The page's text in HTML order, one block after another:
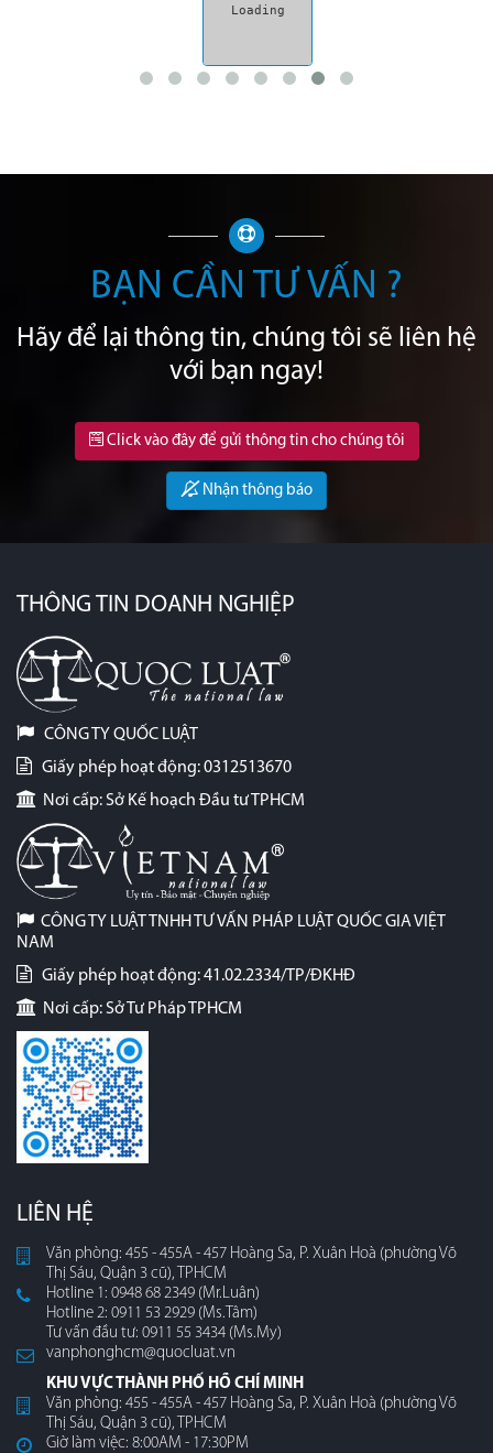
BẠN CẦN TƯ VẤN ?
Hãy để lại thông tin, chúng tôi sẽ liên hệ
với bạn ngay!
Click vào đây để gửi thông tin cho chúng tôi
Nhận thông báo
THÔNG TIN DOANH NGHIỆP
CÔNG TY QUỐC LUẬT
Giấy phép hoạt động: 0312513670
Nơi cấp: Sở Kế hoạch Đầu tư TPHCM
CÔNG TY LUẬT TNHH TƯ VẤN PHÁP LUẬT QUỐC GIA VIỆT
NAM
Giấy phép hoạt động: 41.02.2334/TP/ĐKHĐ
Nơi cấp: Sở Tư Pháp TPHCM
LIÊN HỆ
Văn phòng: 455 - 455A - 457 Hoàng Sa, P. Xuân Hoà (phường Võ
Thị Sáu, Quận 3 cũ), TPHCM
Hotline 1: 0948 68 2349 (Mr.Luân)
Hotline 2: 0911 53 2929 (Ms.Tâm)
Tư vấn đầu tư: 0911 55 3434 (Ms.My)
vanphonghcm@quocluat.vn
KHU VỰC THÀNH PHỐ HỒ CHÍ MINH
Văn phòng: 455 - 455A - 457 Hoàng Sa, P. Xuân Hoà (phường Võ
Thị Sáu, Quận 3 cũ), TPHCM
Giờ làm việc: 8:00AM - 17:30PM